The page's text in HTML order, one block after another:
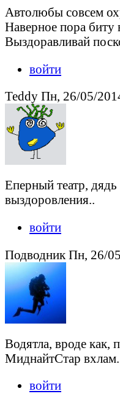
Автолюбы совсем
Наверное пора биту
Выздоравливай
войти
Teddy Пн, 26/05/
Еперный театр,
выздоровления..
войти
Подводник Пн, 26/
Водятла, вроде как,
МиднайтСтар вхлам.
войти